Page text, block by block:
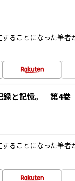
ることになった筆者
録と記憶。 第4巻
ることになった筆者